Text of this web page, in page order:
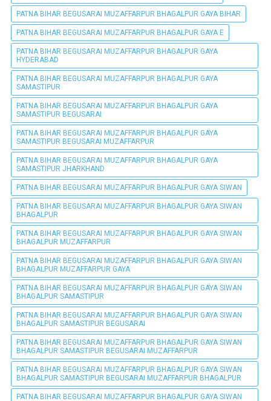
PATNA BIHAR BEGUSARAI MUZAFFARPUR BHAGALPUR GAYA BIHAR
PATNA BIHAR BEGUSARAI MUZAFFARPUR BHAGALPUR GAYA E
PATNA BIHAR BEGUSARAI MUZAFFARPUR BHAGALPUR GAYA
HYDERABAD
PATNA BIHAR BEGUSARAI MUZAFFARPUR BHAGALPUR GAYA
SAMASTIPUR
PATNA BIHAR BEGUSARAI MUZAFFARPUR BHAGALPUR GAYA
SAMASTIPUR BEGUSARAI
PATNA BIHAR BEGUSARAI MUZAFFARPUR BHAGALPUR GAYA
SAMASTIPUR BEGUSARAI MUZAFFARPUR
PATNA BIHAR BEGUSARAI MUZAFFARPUR BHAGALPUR GAYA
SAMASTIPUR JHARKHAND
PATNA BIHAR BEGUSARAI MUZAFFARPUR BHAGALPUR GAYA SIWAN
PATNA BIHAR BEGUSARAI MUZAFFARPUR BHAGALPUR GAYA SIWAN
BHAGALPUR
PATNA BIHAR BEGUSARAI MUZAFFARPUR BHAGALPUR GAYA SIWAN
BHAGALPUR MUZAFFARPUR
PATNA BIHAR BEGUSARAI MUZAFFARPUR BHAGALPUR GAYA SIWAN
BHAGALPUR MUZAFFARPUR GAYA
PATNA BIHAR BEGUSARAI MUZAFFARPUR BHAGALPUR GAYA SIWAN
BHAGALPUR SAMASTIPUR
PATNA BIHAR BEGUSARAI MUZAFFARPUR BHAGALPUR GAYA SIWAN
BHAGALPUR SAMASTIPUR BEGUSARAI
PATNA BIHAR BEGUSARAI MUZAFFARPUR BHAGALPUR GAYA SIWAN
BHAGALPUR SAMASTIPUR BEGUSARAI MUZAFFARPUR
PATNA BIHAR BEGUSARAI MUZAFFARPUR BHAGALPUR GAYA SIWAN
BHAGALPUR SAMASTIPUR BEGUSARAI MUZAFFARPUR BHAGALPUR
PATNA BIHAR BEGUSARAI MUZAFFARPUR BHAGALPUR GAYA SIWAN